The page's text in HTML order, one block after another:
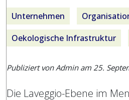
Unternehmen
Oekologische Infrastruktur
Publiziert von Admin am 25.
Die Laveggio-Ebene im